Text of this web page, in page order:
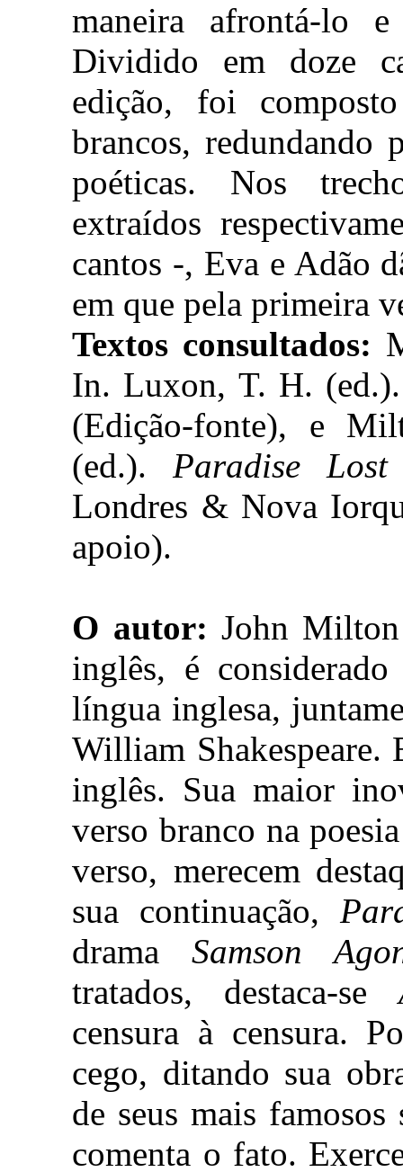
maneira afrontá-lo
Dividido em doze
edição, foi
brancos, redundando
poéticas. Nos
extraídos
cantos -, Eva e Adão
em que pela primeira
Textos consultados:
In. Luxon, T. H.
(Edição-fonte), e
(ed.).Paradise Lost
Londres & Nova
apoio).
O autor: John
inglês, é
língua inglesa,
William Shakespeare.
inglês. Sua maior
verso branco na
verso, merecem
sua continuação,
dramaSamson
tratados, destaca-se
censura à censura.
cego, ditando sua
de seus mais
comenta o fato.